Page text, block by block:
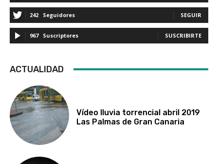
242 Seguidores SEGUIR
967 Suscriptores SUSCRIBIRTE
ACTUALIDAD
Vídeo lluvia torrencial abril 2019
Las Palmas de Gran Canaria